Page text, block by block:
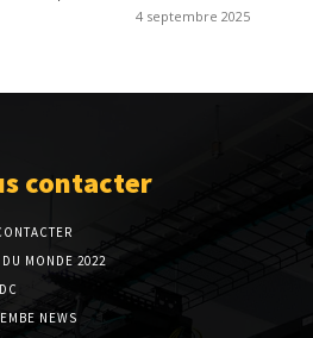
4 septembre 2025
contacter
MONDE 2022
NEWS